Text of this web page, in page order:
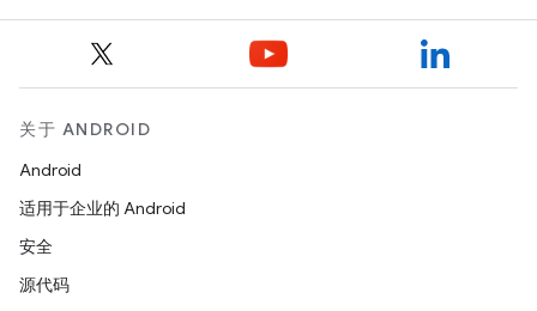
关于 ANDROID
Android
适用于企业的 Android
安全
源代码